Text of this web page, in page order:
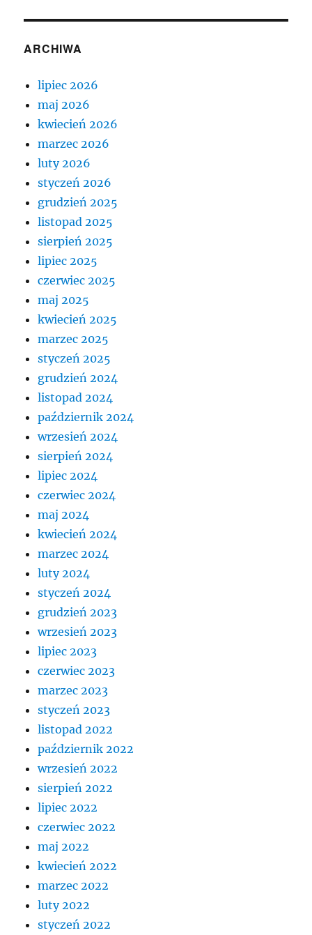
ARCHIWA
lipiec 2026
maj 2026
kwiecień 2026
marzec 2026
luty 2026
styczeń 2026
grudzień 2025
listopad 2025
sierpień 2025
lipiec 2025
czerwiec 2025
maj 2025
kwiecień 2025
marzec 2025
styczeń 2025
grudzień 2024
listopad 2024
październik 2024
wrzesień 2024
sierpień 2024
lipiec 2024
czerwiec 2024
maj 2024
kwiecień 2024
marzec 2024
luty 2024
styczeń 2024
grudzień 2023
wrzesień 2023
lipiec 2023
czerwiec 2023
marzec 2023
styczeń 2023
listopad 2022
październik 2022
wrzesień 2022
sierpień 2022
lipiec 2022
czerwiec 2022
maj 2022
kwiecień 2022
marzec 2022
luty 2022
styczeń 2022